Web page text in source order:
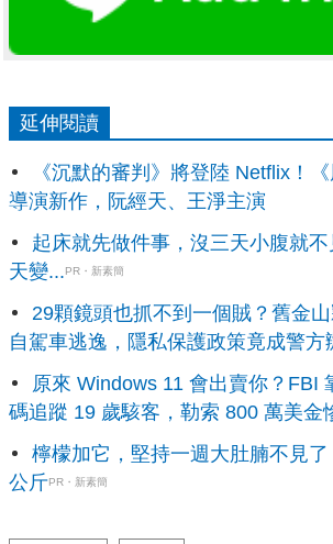
延伸閱讀
《沉默的審判》將登陸 Netflix！《
導演新作，阮經天、王淨主演
起床就先做件事，沒三天小腹就
天變... PR・新素簡
29顆鏡頭也抓不到一個賊？舊金
自駕車逃逸，隱私保護政策竟成警方
原來 Windows 11 會出賣你？FBI
碼追蹤 19 歲駭客，勒索 800 萬美金
檸檬加它，堅持一週大肚腩不見
公斤PR・新素簡